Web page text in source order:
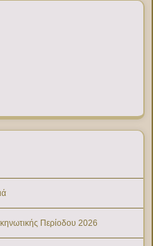
Περίοδου 2026